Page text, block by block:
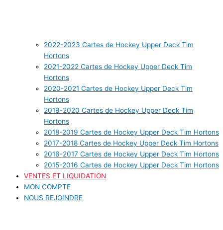
2022-2023 Cartes de Hockey Upper Deck Tim
Hortons
2021-2022 Cartes de Hockey Upper Deck Tim
Hortons
2020-2021 Cartes de Hockey Upper Deck Tim
Hortons
2019-2020 Cartes de Hockey Upper Deck Tim
Hortons
2018-2019 Cartes de Hockey Upper Deck Tim Hortons
2017-2018 Cartes de Hockey Upper Deck Tim Hortons
2016-2017 Cartes de Hockey Upper Deck Tim Hortons
2015-2016 Cartes de Hockey Upper Deck Tim Hortons
VENTES ET LIQUIDATION
MON COMPTE
NOUS REJOINDRE